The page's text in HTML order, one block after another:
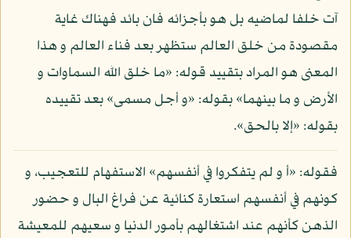
آت خلفا لماضيه بل هو بأجزائه فان بائد فهناك غاية
مقصودة من خلق العالم ستظهر بعد فناء العالم و هذا
المعنى هو المراد بتقييد قوله: «ما خلق الله السماوات و
الأرض و ما بينهما» بقوله: «و أجل مسمى» بعد تقييده
بقوله: «إلا بالحق».
فقوله: «أ و لم يتفكروا في أنفسهم» الاستفهام للتعجيب، و
كونهم في أنفسهم استعارة كنائية عن فراغ البال و حضور
الذهن كأنهم عند اشتغالهم بأمور الدنيا و سعيهم للمعيشة